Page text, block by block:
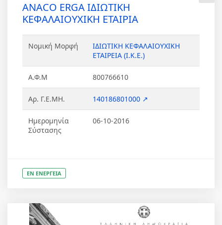
ANACO ERGA ΙΔΙΩΤΙΚΗ
ΚΕΦΑΛΑΙΟΥΧΙΚΗ ΕΤΑΙΡΙΑ
Νομική Μορφή
ΙΔΙΩΤΙΚΗ ΚΕΦΑΛΑΙΟΥΧΙΚΗ
ΕΤΑΙΡΕΙΑ (Ι.Κ.Ε.)
Α.Φ.Μ 800766610
Αρ. Γ.Ε.ΜΗ. 140186801000 ↗
Ημερομηνία
Σύστασης
06-10-2016
ΕΝ ΕΝΕΡΓΕΙΑ